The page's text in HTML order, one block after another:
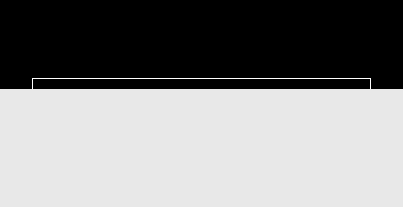
後援会